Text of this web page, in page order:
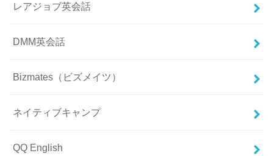
レアジョブ英会話
DMM英会話
Bizmates（ビズメイツ）
ネイティブキャンプ
QQ English